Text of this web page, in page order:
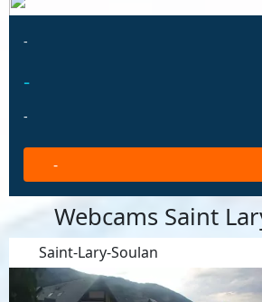
-
-
-
-
Webcams Saint
Saint-Lary-Soulan